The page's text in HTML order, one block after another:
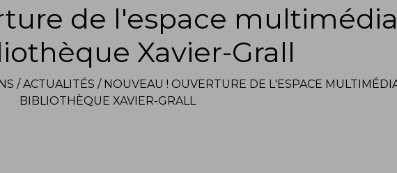
de l'espace
Xavier-Grall
/ACTUALITÉS / NOUVEAU ! OUVERTURE DE L'ESPACE
BIBLIOTHÈQUE XAVIER-GRALL